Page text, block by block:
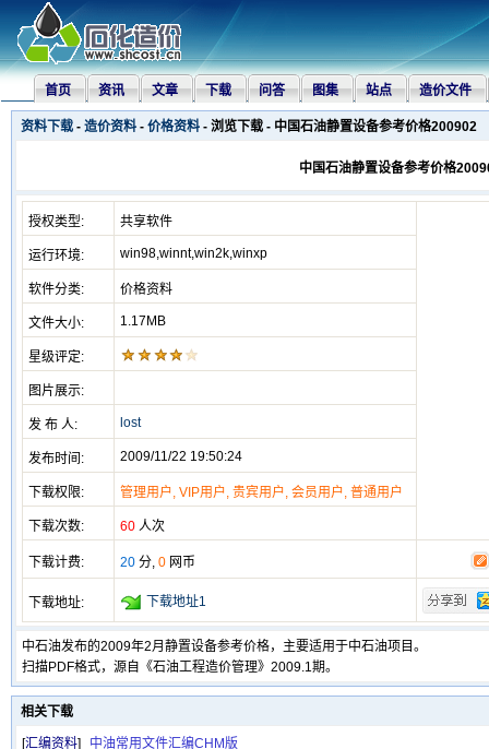
首页 资讯 文章 下载 问答 图集 站点 造价文件
资料下载 - 造价资料 - 价格资料 - 浏览下载 - 中国石油静置设备参考价格200902
中国石油静置设备参考价格
授权类型: 共享软件
运行环境: win98,winnt,win2k,winxp
软件分类: 价格资料
文件大小: 1.17MB
星级评定:
图片展示:
发 布 人: lost
发布时间: 2009/11/22 19:50:24
下载权限: 管理用户, VIP用户, 贵宾用户, 会员用户, 普通用户
下载次数: 60 人次
下载计费: 20 分, 0 网币
下载地址: 下载地址1
中石油发布的2009年2月静置设备参考价格，主要适用于中石油项目。
扫描PDF格式，源自《石油工程造价管理》2009.1期。
相关下载
[汇编资料] 中油常用文件汇编CHM版